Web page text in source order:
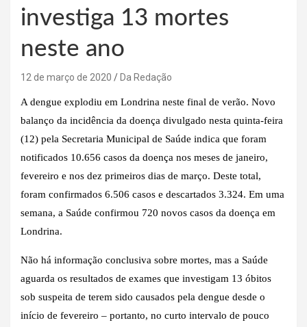
investiga 13 mortes
neste ano
12 de março de 2020 Da Redação
A dengue explodiu em Londrina neste final de verão. Novo
balanço da incidência da doença divulgado nesta quinta-feira
(12) pela Secretaria Municipal de Saúde indica que foram
notificados 10.656 casos da doença nos meses de janeiro,
fevereiro e nos dez primeiros dias de março. Deste total,
foram confirmados 6.506 casos e descartados 3.324. Em uma
semana, a Saúde confirmou 720 novos casos da doença em
Londrina.
Não há informação conclusiva sobre mortes, mas a Saúde
aguarda os resultados de exames que investigam 13 óbitos
sob suspeita de terem sido causados pela dengue desde o
início de fevereiro – portanto, no curto intervalo de pouco